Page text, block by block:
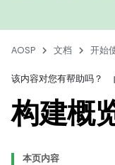
AOSP 文档 开始
该内容对您有帮助吗？
构建概
本页内容